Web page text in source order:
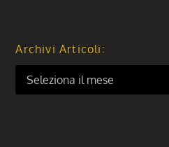
Archivi Articoli: